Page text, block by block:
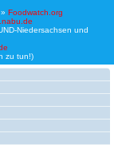
Foodwatch.org
Niedersachsen und
zu tun!)